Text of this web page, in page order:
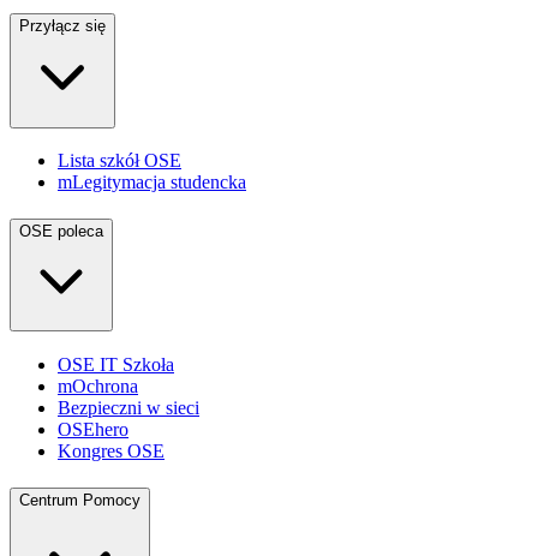
Przyłącz się
Lista szkół OSE
mLegitymacja studencka
OSE poleca
OSE IT Szkoła
mOchrona
Bezpieczni w sieci
OSEhero
Kongres OSE
Centrum Pomocy